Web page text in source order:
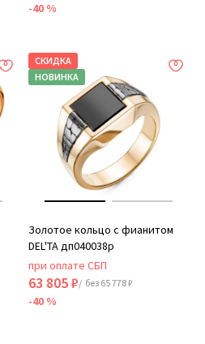
-40 %
СКИДКА
НОВИНКА
Золотое кольцо с фианитом
DEL'TA дп040038р
при оплате СБП
63 805 ₽/ без 65 778 ₽
-40 %